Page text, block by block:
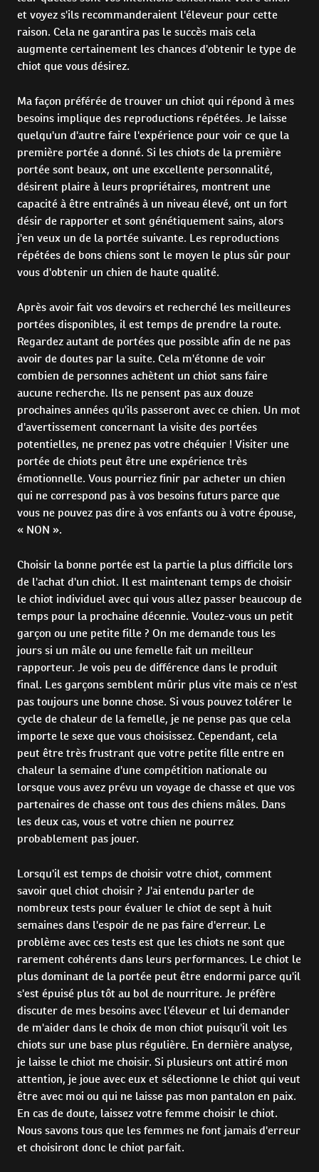
et voyez s'ils recommanderaient l'éleveur pour cette
raison. Cela ne garantira pas le succès mais cela
augmente certainement les chances d'obtenir le type de
chiot que vous désirez.
Ma façon préférée de trouver un chiot qui répond à mes
besoins implique des reproductions répétées. Je laisse
quelqu'un d'autre faire l'expérience pour voir ce que la
première portée a donné. Si les chiots de la première
portée sont beaux, ont une excellente personnalité,
désirent plaire à leurs propriétaires, montrent une
capacité à être entraînés à un niveau élevé, ont un fort
désir de rapporter et sont génétiquement sains, alors
j'en veux un de la portée suivante. Les reproductions
répétées de bons chiens sont le moyen le plus sûr pour
vous d'obtenir un chien de haute qualité.
Après avoir fait vos devoirs et recherché les meilleures
portées disponibles, il est temps de prendre la route.
Regardez autant de portées que possible afin de ne pas
avoir de doutes par la suite. Cela m'étonne de voir
combien de personnes achètent un chiot sans faire
aucune recherche. Ils ne pensent pas aux douze
prochaines années qu'ils passeront avec ce chien. Un mot
d'avertissement concernant la visite des portées
potentielles, ne prenez pas votre chéquier ! Visiter une
portée de chiots peut être une expérience très
émotionnelle. Vous pourriez finir par acheter un chien
qui ne correspond pas à vos besoins futurs parce que
vous ne pouvez pas dire à vos enfants ou à votre épouse,
« NON ».
Choisir la bonne portée est la partie la plus difficile lors
de l'achat d'un chiot. Il est maintenant temps de choisir
le chiot individuel avec qui vous allez passer beaucoup de
temps pour la prochaine décennie. Voulez-vous un petit
garçon ou une petite fille ? On me demande tous les
jours si un mâle ou une femelle fait un meilleur
rapporteur. Je vois peu de différence dans le produit
final. Les garçons semblent mûrir plus vite mais ce n'est
pas toujours une bonne chose. Si vous pouvez tolérer le
cycle de chaleur de la femelle, je ne pense pas que cela
importe le sexe que vous choisissez. Cependant, cela
peut être très frustrant que votre petite fille entre en
chaleur la semaine d'une compétition nationale ou
lorsque vous avez prévu un voyage de chasse et que vos
partenaires de chasse ont tous des chiens mâles. Dans
les deux cas, vous et votre chien ne pourrez
probablement pas jouer.
Lorsqu'il est temps de choisir votre chiot, comment
savoir quel chiot choisir ? J'ai entendu parler de
nombreux tests pour évaluer le chiot de sept à huit
semaines dans l'espoir de ne pas faire d'erreur. Le
problème avec ces tests est que les chiots ne sont que
rarement cohérents dans leurs performances. Le chiot le
plus dominant de la portée peut être endormi parce qu'il
s'est épuisé plus tôt au bol de nourriture. Je préfère
discuter de mes besoins avec l'éleveur et lui demander
de m'aider dans le choix de mon chiot puisqu'il voit les
chiots sur une base plus régulière. En dernière analyse,
je laisse le chiot me choisir. Si plusieurs ont attiré mon
attention, je joue avec eux et sélectionne le chiot qui veut
être avec moi ou qui ne laisse pas mon pantalon en paix.
En cas de doute, laissez votre femme choisir le chiot.
Nous savons tous que les femmes ne font jamais d'erreur
et choisiront donc le chiot parfait.